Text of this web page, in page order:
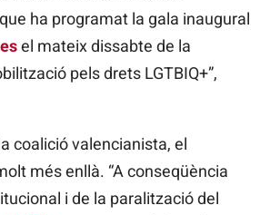
ha programat la gala inaugural
el mateix dissabte de la
pels drets LGTBIQ+”,
coalició valencianista, el
més enllà. “A conseqüència
i de la paralització del